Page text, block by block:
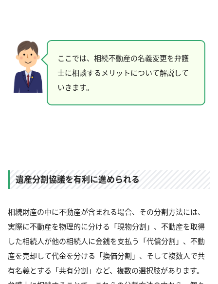
ここでは、相続不動産の名義変更を弁護
士に相談するメリットについて解説して
いきます。
遺産分割協議を有利に進められる
相続財産の中に不動産が含まれる場合、その分割方法には、
実際に不動産を物理的に分ける「現物分割」、不動産を取得
した相続人が他の相続人に金銭を支払う「代償分割」、不動
産を売却して代金を分ける「換価分割」、そして複数人で共
有名義とする「共有分割」など、複数の選択肢があります。